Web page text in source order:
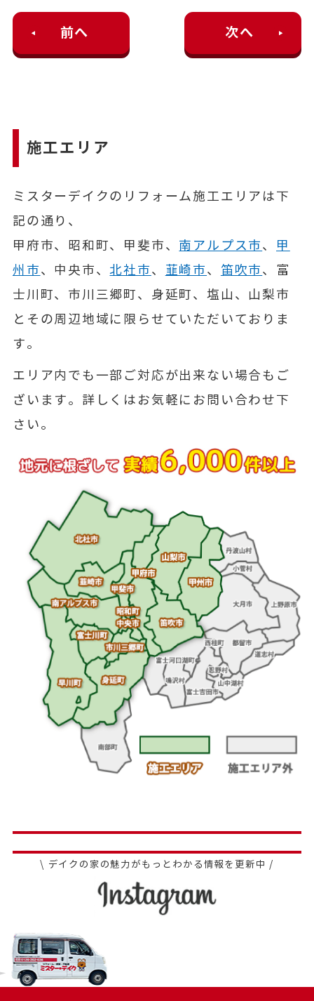
前へ 次へ
施工エリア
ミスターデイクのリフォーム施工エリアは下
記の通り、
甲府市、昭和町、甲斐市、 南アルプス市、 甲
州市、中央市、北社市、 韮崎市、 笛吹市、富
士川町、市川三郷町、身延町、塩山、山梨市
とその周辺地域に限らせていただいておりま
す。
エリア内でも一部ご対応が出来ない場合もご
ざいます。詳しくはお気軽にお問い合わせ下
さい。
\ デイクの家の魅力がもっとわかる情報を更新中 /